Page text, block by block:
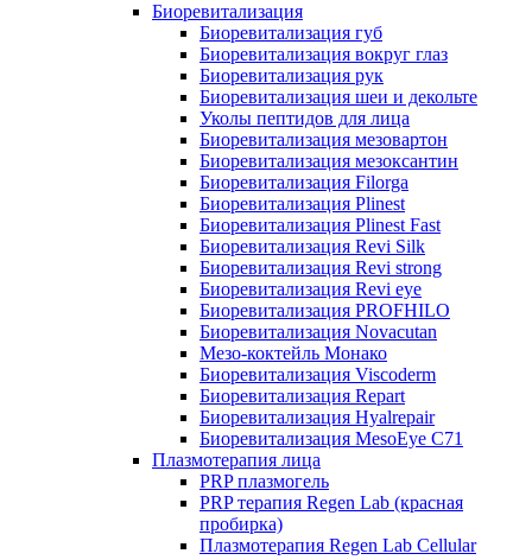
Биоревитализация
Биоревитализация губ
Биоревитализация вокруг глаз
Биоревитализация рук
Биоревитализация шеи и декольте
Уколы пептидов для лица
Биоревитализация мезовартон
Биоревитализация мезоксантин
Биоревитализация Filorga
Биоревитализация Plinest
Биоревитализация Plinest Fast
Биоревитализация Revi Silk
Биоревитализация Revi strong
Биоревитализация Revi eye
Биоревитализация PROFHILO
Биоревитализация Novacutan
Мезо-коктейль Монако
Биоревитализация Viscoderm
Биоревитализация Repart
Биоревитализация Hyalrepair
Биоревитализация MesoEye C71
Плазмотерапия лица
PRP плазмогель
PRP терапия Regen Lab (красная
пробирка)
Плазмотерапия Regen Lab Cellular